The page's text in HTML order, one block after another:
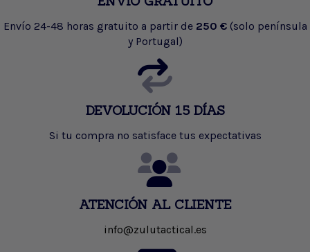
Envío 24-48 horas gratuito a partir de 250 € (solo península
y Portugal)
DEVOLUCIÓN 15 DÍAS
Si tu compra no satisface tus expectativas
ATENCIÓN AL CLIENTE
info@zulutactical.es